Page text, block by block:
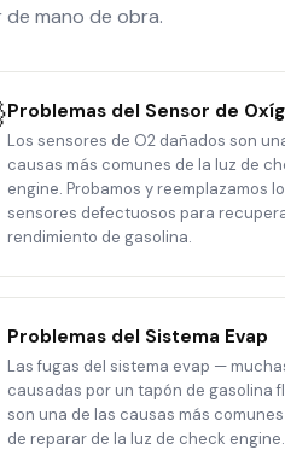
mano de obra.
Problemas del Sensor de
Los sensores de O2 dañados son
causas más comunes de la luz de
engine. Probamos y reemplazamos
sensores defectuosos para
rendimiento de gasolina.
Problemas del Sistema Evap
Las fugas del sistema evap —
causadas por un tapón de gasolina
son una de las causas más
de reparar de la luz de check engine.